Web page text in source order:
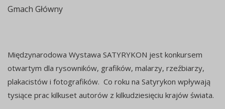
Gmach Główny
Międzynarodowa Wystawa SATYRYKON jest konkursem
otwartym dla rysowników, grafików, malarzy, rzeźbiarzy,
plakacistów i fotografików. Co roku na Satyrykon wpływają
tysiące prac kilkuset autorów z kilkudziesięciu krajów świata.